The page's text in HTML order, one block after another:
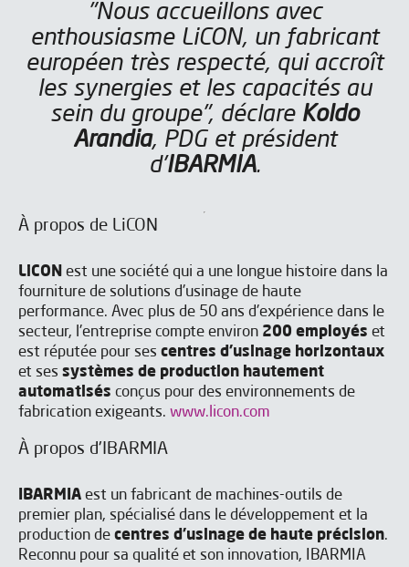
"Nous accueillons avec
enthousiasme LiCON, un fabricant
européen très respecté, qui accroît
les synergies et les capacités au
sein du groupe", déclare Koldo
Arandia, PDG et président
d'IBARMIA.
À propos de LiCON
LiCON est une société qui a une longue histoire dans la
fourniture de solutions d'usinage de haute
performance. Avec plus de 50 ans d'expérience dans le
secteur, l'entreprise compte environ 200 employés et
est réputée pour ses centres d'usinage horizontaux
et ses systèmes de production hautement
automatisés conçus pour des environnements de
fabrication exigeants. www.licon.com
À propos d'IBARMIA
IBARMIA est un fabricant de machines-outils de
premier plan, spécialisé dans le développement et la
production de centres d'usinage de haute précision.
Reconnu pour sa qualité et son innovation, IBARMIA